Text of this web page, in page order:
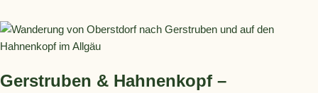
Gerstruben & Hahnenkopf –